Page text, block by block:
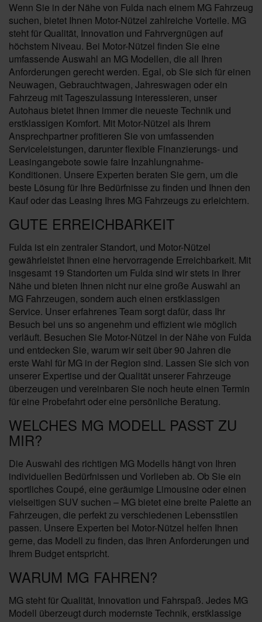
Wenn Sie in der Nähe von Fulda nach einem MG Fahrzeug
suchen, bietet Ihnen Motor-Nützel zahlreiche Vorteile. MG
steht für Qualität, Innovation und Fahrvergnügen auf
höchstem Niveau. Bei Motor-Nützel finden Sie eine
umfassende Auswahl an MG Modellen, die all Ihren
Anforderungen gerecht werden. Egal, ob Sie sich für einen
Neuwagen, Gebrauchtwagen, Jahreswagen oder ein
Fahrzeug mit Tageszulassung interessieren, unser
Autohaus bietet Ihnen immer die neueste Technik und
erstklassigen Komfort. Mit Motor-Nützel als Ihrem
Ansprechpartner profitieren Sie von umfassenden
Serviceleistungen, darunter flexible Finanzierungs- und
Leasingangebote sowie faire Inzahlungnahme-
Konditionen. Unsere Experten beraten Sie gern, um die
beste Lösung für Ihre Bedürfnisse zu finden und Ihnen den
Kauf oder das Leasing Ihres MG Fahrzeugs zu erleichtern.
GUTE ERREICHBARKEIT
Fulda ist ein zentraler Standort, und Motor-Nützel
gewährleistet Ihnen eine hervorragende Erreichbarkeit. Mit
insgesamt 19 Standorten um Fulda sind wir stets in Ihrer
Nähe und bieten Ihnen nicht nur eine große Auswahl an
MG Fahrzeugen, sondern auch einen erstklassigen
Service. Unser erfahrenes Team sorgt dafür, dass Ihr
Besuch bei uns so angenehm und effizient wie möglich
verläuft. Besuchen Sie Motor-Nützel in der Nähe von Fulda
und entdecken Sie, warum wir seit über 90 Jahren die
erste Wahl für MG in der Region sind. Lassen Sie sich von
unserer Expertise und der Qualität unserer Fahrzeuge
überzeugen und vereinbaren Sie noch heute einen Termin
für eine Probefahrt oder eine persönliche Beratung.
WELCHES MG MODELL PASST ZU
MIR?
Die Auswahl des richtigen MG Modells hängt von Ihren
individuellen Bedürfnissen und Vorlieben ab. Ob Sie ein
sportliches Coupé, eine geräumige Limousine oder einen
vielseitigen SUV suchen – MG bietet eine breite Palette an
Fahrzeugen, die perfekt zu verschiedenen Lebensstilen
passen. Unsere Experten bei Motor-Nützel helfen Ihnen
gerne, das Modell zu finden, das Ihren Anforderungen und
Ihrem Budget entspricht.
WARUM MG FAHREN?
MG steht für Qualität, Innovation und Fahrspaß. Jedes MG
Modell überzeugt durch modernste Technik, erstklassige